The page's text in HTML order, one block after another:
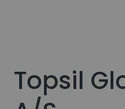
Topsil